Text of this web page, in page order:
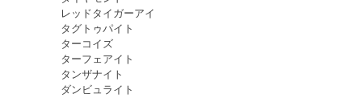
レッドタイガーアイ
タグトゥパイト
ターコイズ
ターフェアイト
タンザナイト
ダンビュライト